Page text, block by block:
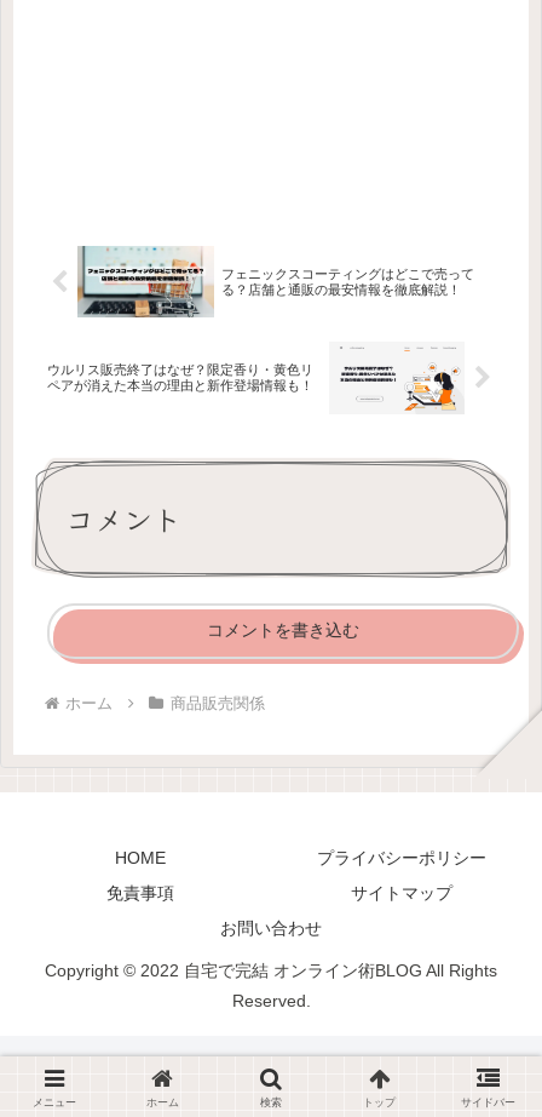
フェニックスコーティングはどこで売って
る？店舗と通販の最安情報を徹底解説！
ウルリス販売終了はなぜ？限定香り・黄色リ
ペアが消えた本当の理由と新作登場情報も！
コメント
コメントを書き込む
ホーム 商品販売関係
HOME
プライバシーポリシー
免責事項
サイトマップ
お問い合わせ
Copyright © 2022 自宅で完結 オンライン術BLOG All Rights
Reserved.
メニュー ホーム 検索 トップ サイドバー